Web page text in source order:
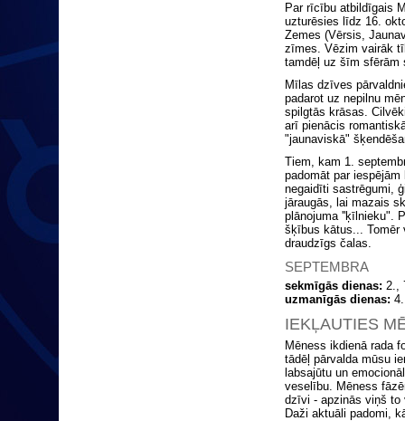
Par rīcību atbildīgais
uzturēsies līdz 16.
Zemes (Vērsis,
zīmes. Vēzim vairāk
tamdēļ uz šīm sfērām
Mīlas dzīves
padarot uz nepilnu
spilgtās krāsas.
arī pienācis
"jaunaviskā"
Tiem, kam 1.
padomāt par
negaidīti sastrēgumi,
jāraugās, lai mazais
plānojuma ''ķīlnieku".
šķībus kātus... Tomēr
draudzīgs čalas.
SEPTEMBRA
sekmīgās dienas: 2.,
uzmanīgās dienas:
IEKĻAUTIES
Mēness ikdienā rada
tādēļ pārvalda mūsu
labsajūtu un
veselību. Mēness
dzīvi - apzinās viņš to
Daži aktuāli padomi,